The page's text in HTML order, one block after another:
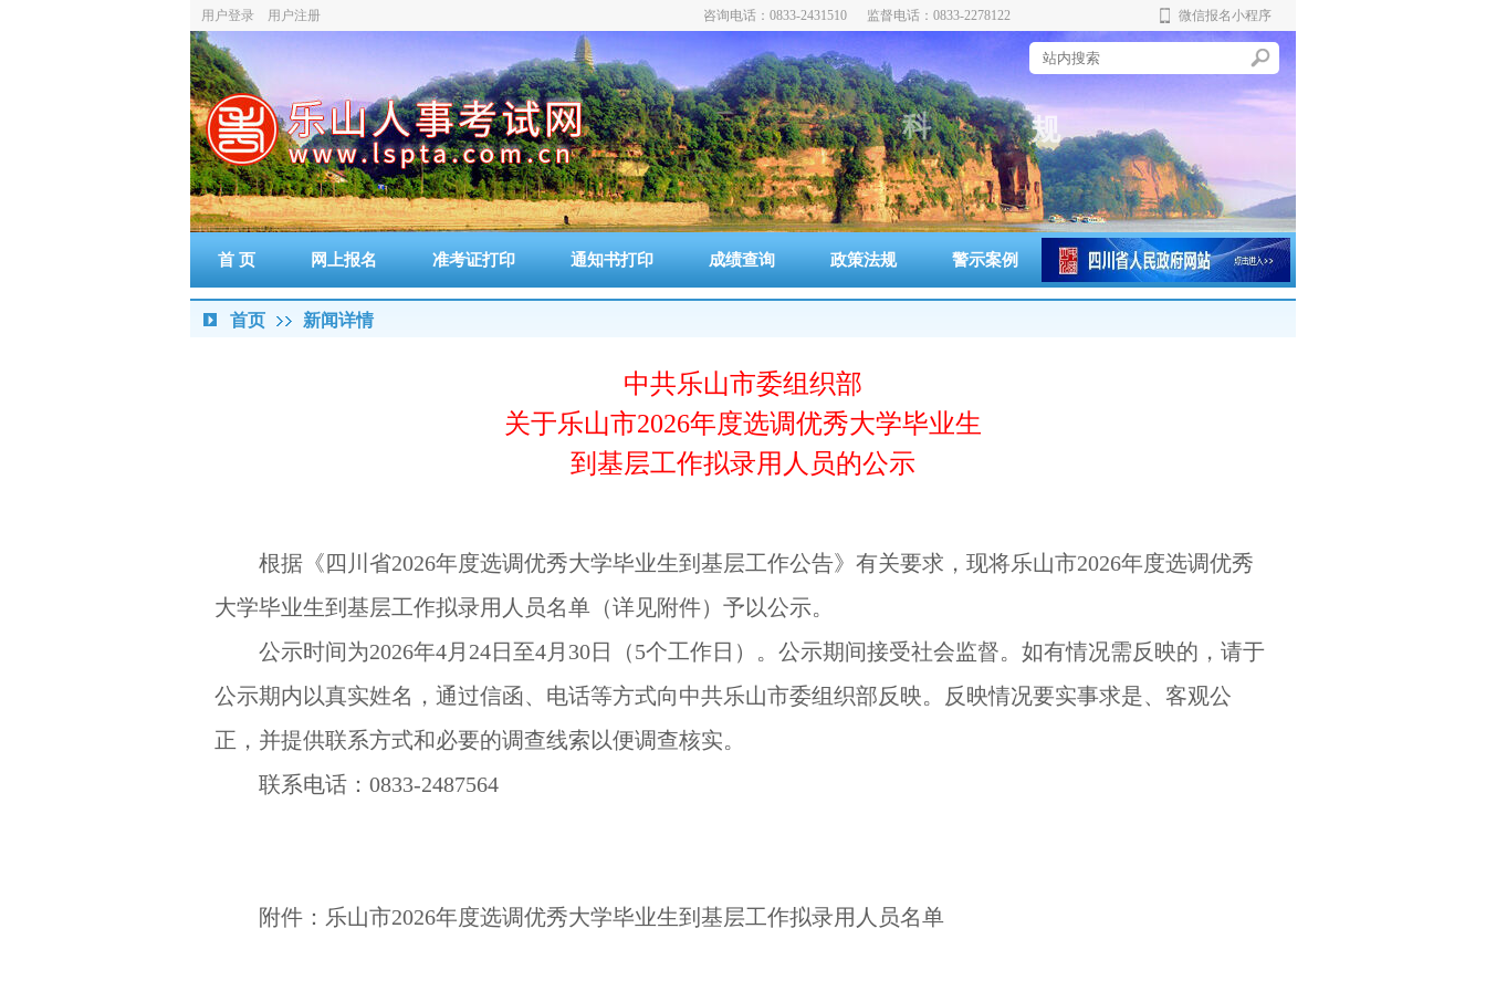
用户登录 用户注册 咨询电话：0833-2431510 监督电话：0833-2278122 微信报名小程序
全公 科 规范
首 页 网上报名 准考证打印 通知书打印 成绩查询 政策法规 警示案例
首页 新闻详情
中共乐山市委组织部
关于乐山市2026年度选调优秀大学毕业生
到基层工作拟录用人员的公示
根据《四川省2026年度选调优秀大学毕业生到基层工作公告》有关要求，现将乐山市2026年度选调优秀
大学毕业生到基层工作拟录用人员名单（详见附件）予以公示。
公示时间为2026年4月24日至4月30日（5个工作日）。公示期间接受社会监督。如有情况需反映的，请于
公示期内以真实姓名，通过信函、电话等方式向中共乐山市委组织部反映。反映情况要实事求是、客观公
正，并提供联系方式和必要的调查线索以便调查核实。
联系电话：0833-2487564
附件：乐山市2026年度选调优秀大学毕业生到基层工作拟录用人员名单